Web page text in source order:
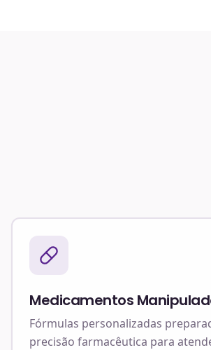
Medicamentos
Fórmulas personalizadas
precisão farmacêutica para